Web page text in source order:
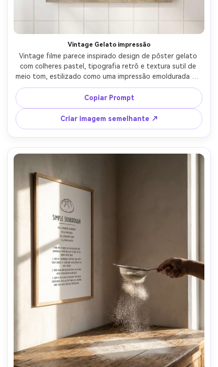
Vintage Gelato impressão
Vintage filme parece inspirado design de pôster gelato
com colheres pastel, tipografia retrô e textura sutil de
meio tom, estilizado como uma impressão emoldurada em
uma parede azulejada brilhante, luz do dia suave com
névoa suave, Fujifilm GFX 50S, 63mm, composição reta,
grão de papel realista, linhas afiadas para impressão,
classificação de cores nostálgicas-AR 4:5
Copiar Prompt
Criar imagem semelhante ↗